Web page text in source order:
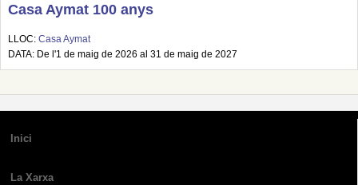
Casa Aymat 100 anys
LLOC: Casa Aymat
DATA: De l'1 de maig de 2026 al 31 de maig de 2027
Inici
La Xarxa